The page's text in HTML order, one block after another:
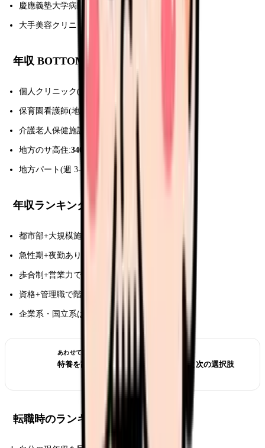
慶應義塾大学病院:
大手美容クリニック(都心):
年収 BOTTOM 5 職場
個人クリニック(地方):
保育園看護師(地方):
介護老人保健施設(地方):
地方のサ高住:340-420 万円
地方パート(週 3-4 日):
年収ランキングから見える傾向
都市部+大規模施設が上位
急性期+夜勤あり+手当厚い
歩合制+営業力で上限突破
資格+管理職で階層的にアップ
企業系・国立系は安定的に高水準
あわせて読みたい
特養を辞めたい看護師へ｜消耗の正体と次の選択肢
転職時のランキング活用法